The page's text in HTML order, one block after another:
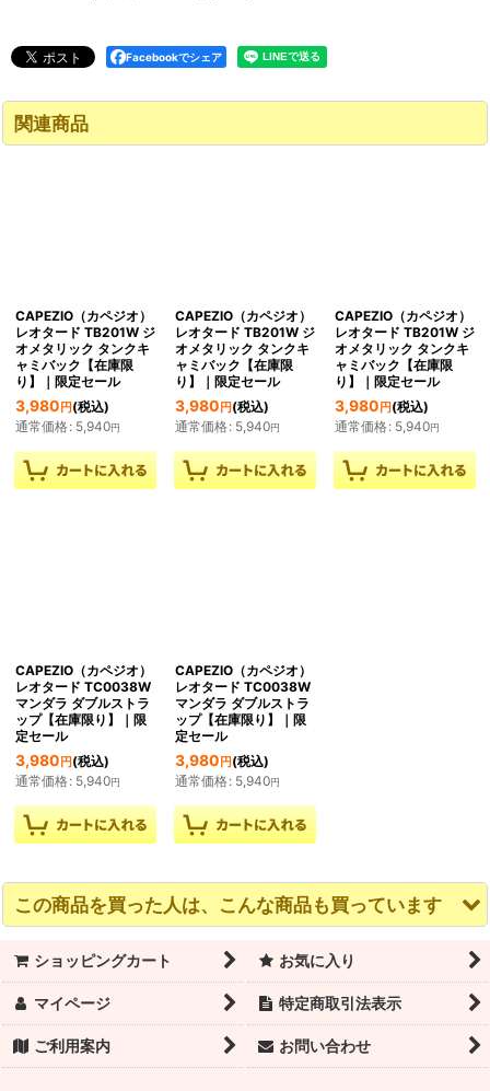
Facebookでシェア
関連商品
CAPEZIO（カペジオ）
レオタード TB201W ジ
オメタリック タンクキ
ャミバック【在庫限
り】｜限定セール
3,980 円 (税込)
通常価格: 5,940円
CAPEZIO（カペジオ）
レオタード TB201W ジ
オメタリック タンクキ
ャミバック【在庫限
り】｜限定セール
3,980 円(税込)
通常価格: 5,940円
CAPEZIO（カペジオ）
レオタード TB201W ジ
オメタリック タンクキ
ャミバック【在庫限
り】｜限定セール
3,980 円(税込)
通常価格: 5,940円
CAPEZIO（カペジオ）
レオタード TC0038W
マンダラ ダブルストラ
ップ【在庫限り】｜限
定セール
3,980 円 (税込)
通常価格: 5,940円
CAPEZIO（カペジオ）
レオタード TC0038W
マンダラ ダブルストラ
ップ【在庫限り】｜限
定セール
3,980 円(税込)
通常価格: 5,940円
この商品を買った人は、こんな商品も買っています
ショッピングカート お気に入り
マイページ 特定商取引法表示
ご利用案内 お問い合わせ